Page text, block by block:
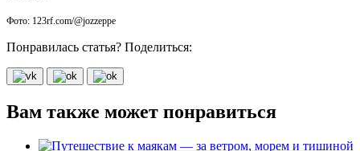
Фото: 123rf.com/@jozzeppe
Понравилась статья? Поделиться:
Вам также может понравиться